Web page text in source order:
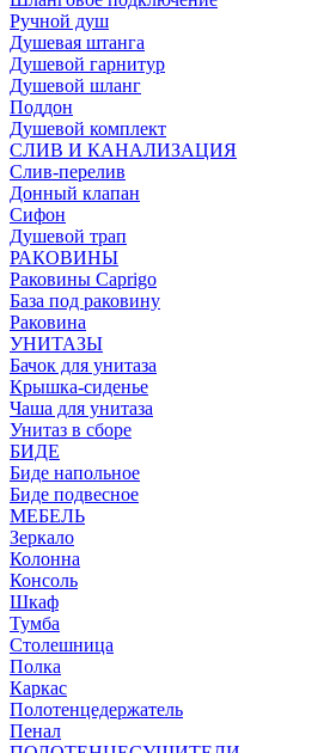
Ручной душ
Душевая штанга
Душевой гарнитур
Душевой шланг
Поддон
Душевой комплект
СЛИВ И КАНАЛИЗАЦИЯ
Слив-перелив
Донный клапан
Сифон
Душевой трап
РАКОВИНЫ
Раковины Caprigo
База под раковину
Раковина
УНИТАЗЫ
Бачок для унитаза
Крышка-сиденье
Чаша для унитаза
Унитаз в сборе
БИДЕ
Биде напольное
Биде подвесное
МЕБЕЛЬ
Зеркало
Колонна
Консоль
Шкаф
Тумба
Столешница
Полка
Каркас
Полотенцедержатель
Пенал